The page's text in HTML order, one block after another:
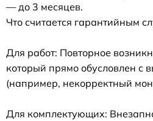
— до 3 месяцев.
Что считается гарантийным
Для работ: Повторное
который прямо обусловлен с
(например, некорректный
Для комплектующих: